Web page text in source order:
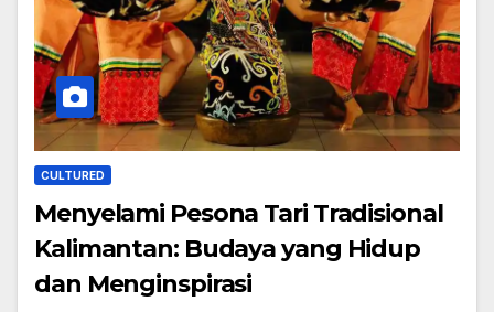
CULTURED
Menyelami Pesona Tari Tradisional
Kalimantan: Budaya yang Hidup
dan Menginspirasi